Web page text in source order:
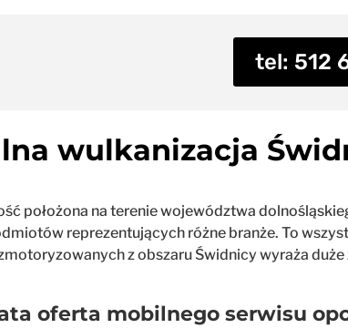
tel: 512
wulkanizacja
położona na terenie województwa
reprezentujących różne branże. To
z obszaru Świdnicy wyraża
oferta mobilnego serwisu